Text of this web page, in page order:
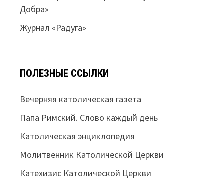
Добра»
Журнал «Радуга»
ПОЛЕЗНЫЕ ССЫЛКИ
Вечерняя католическая газета
Папа Римский. Слово каждый день
Католическая энциклопедия
Молитвенник Католической Церкви
Катехизис Католической Церкви